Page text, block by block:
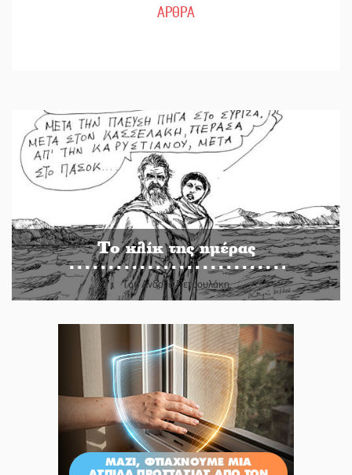
ΑΡΘΡΑ
Το κλίκ της ημέρας
Του Ανδρέα Πετρουλάκη